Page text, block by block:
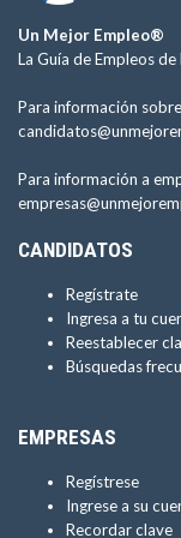
Un Mejor Empleo®
La Guía de Empleos
Para información
Para información a
CANDIDATOS
Regístrate
Ingresa a tu
Reestablecer
Búsquedas
EMPRESAS
Regístrese
Ingrese a su
Recordar clave